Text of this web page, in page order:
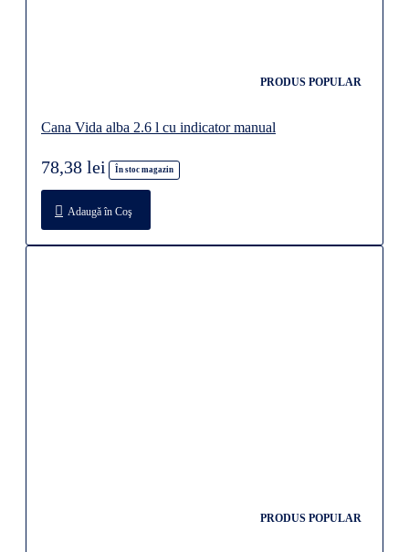
PRODUS POPULAR
Cana Vida alba 2.6 l cu indicator manual
În stoc magazin
78,38 lei
Adaugă în Coş
PRODUS POPULAR